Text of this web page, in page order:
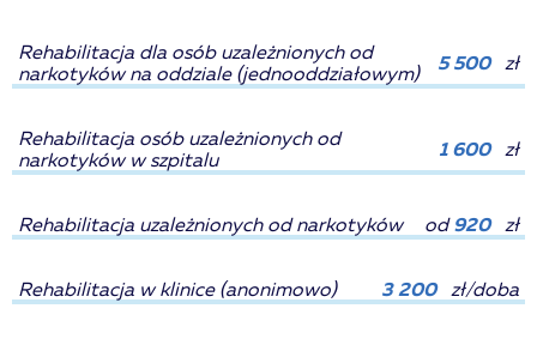
Rehabilitacja dla osób uzależnionych od
narkotyków na oddziale (jednooddziałowym)
5 500 zł
Rehabilitacja osób uzależnionych od
narkotyków w szpitalu
1 600 zł
Rehabilitacja uzależnionych od narkotyków od920 zł
Rehabilitacja w klinice (anonimowo) 3 200 zł/doba